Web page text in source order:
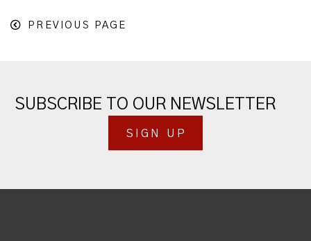
PREVIOUS PAGE
SUBSCRIBE TO OUR NEWSLETTER
SIGN UP